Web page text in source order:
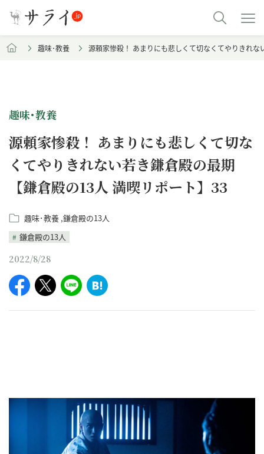
趣味･教養 源頼家惨殺！ あまりにも悲しくて切なくてやりきれ
趣味･教養
源頼家惨殺！ あまりにも悲しくて切な
くてやりきれない若き鎌倉殿の最期
【鎌倉殿の13人 満喫リポート】33
趣味･教養 鎌倉殿の13人
鎌倉殿の13人
2022/8/28